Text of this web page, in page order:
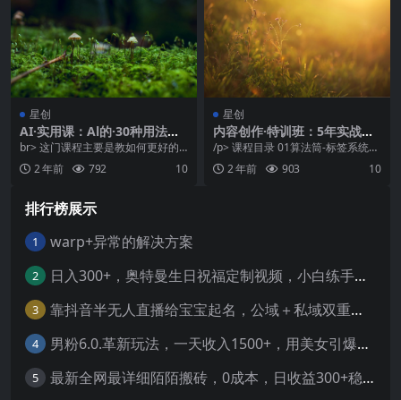
星创
AI·实用课：Al的·30种用法，
工作效率提升数倍（31节课）
br> 这门课程主要是教如何更好的
使用强大的AI人工智能软件，它能
处理大部分脑力...
2 年前 792 10
星创
内容创作·特训班：5年实战经
验总结出的精品系统课方法技
巧·一站式提升
/p> 课程目录 01算法筒-标签系统m
p4 02.算法篇-推送机制.mp4 0...
2 年前 903 10
排行榜展示
1 warp+异常的解决方案
2 日入300+，奥特曼生日祝福定制视频，小白练手项目-暖阳网
3 靠抖音半无人直播给宝宝起名，公域＋私域双重变现模式
4 男粉6.0.革新玩法，一天收入1500+，用美女引爆得物APP【揭秘】-暖阳网
5 最新全网最详细陌陌搬砖，0成本，日收益300+稳定收入【揭秘】